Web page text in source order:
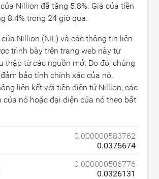
Nillion đã tăng 5.8%. Giá của tiền
8.4% trong 24 giờ qua.
của Nillion (NIL) và các thông tin liên
trình bày trên trang web này tự
thập từ các nguồn mở. Do đó, chúng
bảo tính chính xác của nó.
liên kết với tiền điện tử Nillion, các
của nó hoặc đại diện của nó theo bất
0.000000583762
0.0375674
0.000000506776
0.0326131